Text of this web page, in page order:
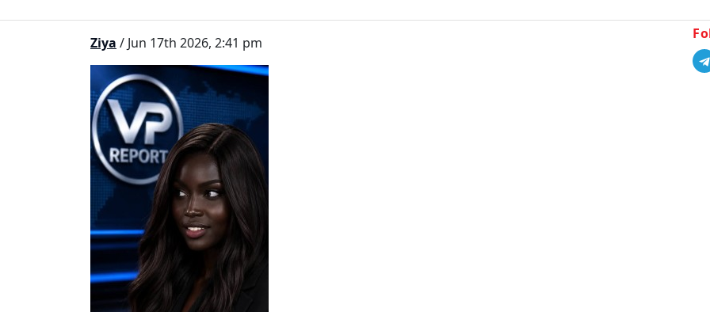
Ziya / Jun 17th 2026, 2:41 pm